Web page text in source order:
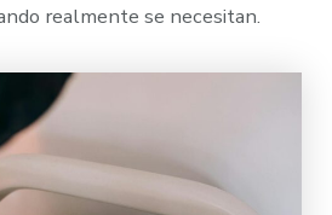
realmente se necesitan.